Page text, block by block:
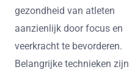
gezondheid van atleten
aanzienlijk door focus en
veerkracht te bevorderen.
Belangrijke technieken zijn